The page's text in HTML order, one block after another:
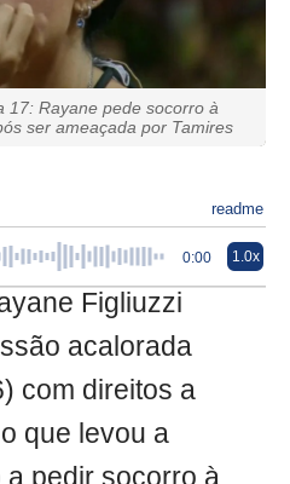
17: Rayane pede socorro à
ser ameaçada por Tamires
readme
0:00 1.0x
Figliuzzi
acalorada
com direitos a
que levou a
a pedir socorro à